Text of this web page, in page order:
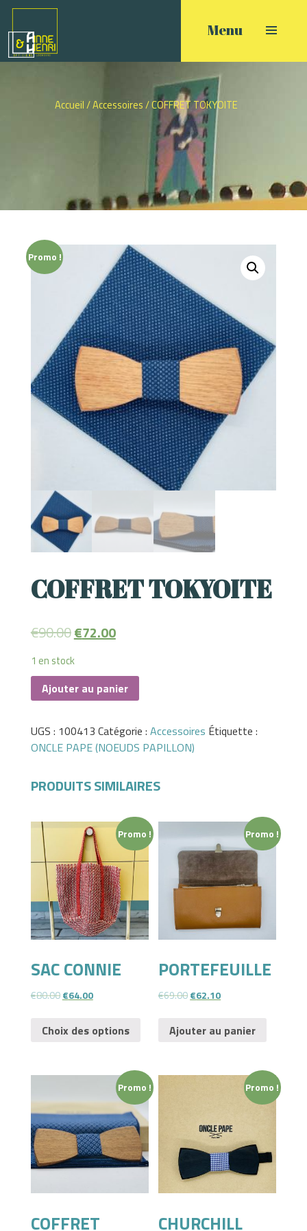
Accueil/Accessoires/ COFFRET TOKYOITE
Promo !
COFFRET TOKYOITE
€90.00€72.00
1 en stock
Ajouter au panier
UGS : 100413 Catégorie : Accessoires Étiquette :
ONCLE PAPE (NOEUDS PAPILLON)
PRODUITS SIMILAIRES
Promo !
SAC CONNIE
€80.00 €64.00
Choix des options
Promo !
PORTEFEUILLE
€69.00€62.10
Ajouter au panier
Promo !
COFFRET
Promo !
CHURCHILL